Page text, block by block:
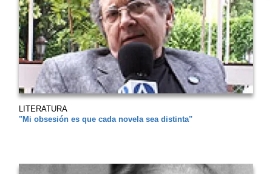
LITERATURA
"Mi obsesión es que cada novela sea distinta"